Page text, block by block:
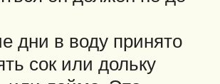
дни в воду принято
сок или дольку